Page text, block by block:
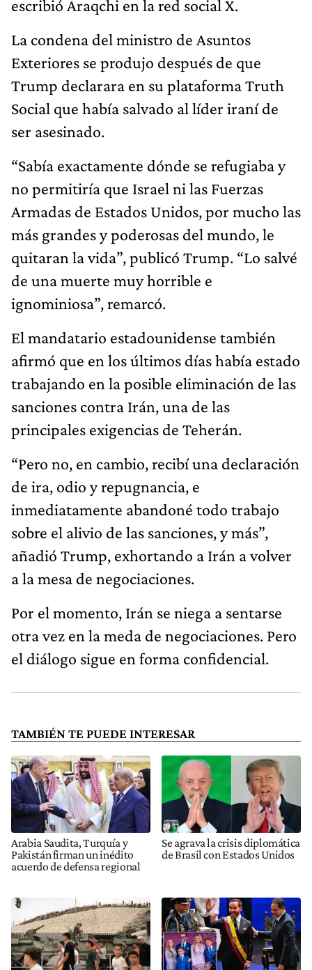
escribió Araqchi en la red social X.
La condena del ministro de Asuntos
Exteriores se produjo después de que
Trump declarara en su plataforma Truth
Social que había salvado al líder iraní de
ser asesinado.
“Sabía exactamente dónde se refugiaba y
no permitiría que Israel ni las Fuerzas
Armadas de Estados Unidos, por mucho las
más grandes y poderosas del mundo, le
quitaran la vida”, publicó Trump. “Lo salvé
de una muerte muy horrible e
ignominiosa”, remarcó.
El mandatario estadounidense también
afirmó que en los últimos días había estado
trabajando en la posible eliminación de las
sanciones contra Irán, una de las
principales exigencias de Teherán.
“Pero no, en cambio, recibí una declaración
de ira, odio y repugnancia, e
inmediatamente abandoné todo trabajo
sobre el alivio de las sanciones, y más”,
añadió Trump, exhortando a Irán a volver
a la mesa de negociaciones.
Por el momento, Irán se niega a sentarse
otra vez en la meda de negociaciones. Pero
el diálogo sigue en forma confidencial.
TAMBIÉN TE PUEDE INTERESAR
Arabia Saudita, Turquía y
Pakistán firman un inédito
acuerdo de defensa regional
Se agrava la crisis diplomática
de Brasil con Estados Unidos